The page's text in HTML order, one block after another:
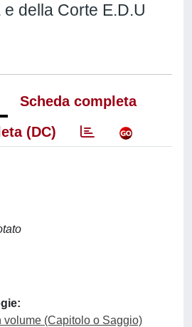
della Corte E.D.U
Scheda completa
(DC)
volume (Capitolo o Saggio)